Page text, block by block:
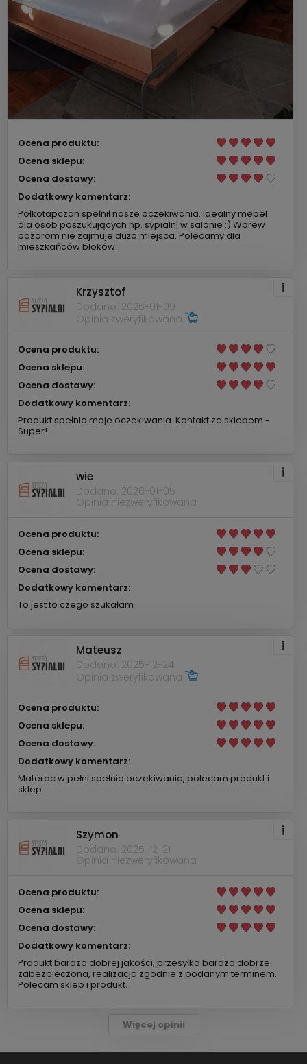
Ocena produktu:
Ocena sklepu:
Ocena dostawy:
Dodatkowy komentarz:
Półkotapczan spełnił nasze oczekiwania. Idealny mebel
dla osób poszukujących np. sypialni w salonie :) Wbrew
pozorom nie zajmuje dużo miejsca. Polecamy dla
mieszkańców bloków.
Krzysztof
Dodano: 2026-01-09
Opinia zweryfikowana
Ocena produktu:
Ocena sklepu:
Ocena dostawy:
Dodatkowy komentarz:
Produkt spełnia moje oczekiwania. Kontakt ze sklepem -
Super!
wie
Dodano: 2026-01-05
Opinia niezweryfikowana
Ocena produktu:
Ocena sklepu:
Ocena dostawy:
Dodatkowy komentarz:
To jest to czego szukałam
Mateusz
Dodano: 2025-12-24
Opinia zweryfikowana
Ocena produktu:
Ocena sklepu:
Ocena dostawy:
Dodatkowy komentarz:
Materac w pełni spełnia oczekiwania, polecam produkt i
sklep.
Szymon
Dodano: 2025-12-21
Opinia niezweryfikowana
Ocena produktu:
Ocena sklepu:
Ocena dostawy:
Dodatkowy komentarz:
Produkt bardzo dobrej jakości, przesyłka bardzo dobrze
zabezpieczona, realizacja zgodnie z podanym terminem.
Polecam sklep i produkt.
Więcej opinii